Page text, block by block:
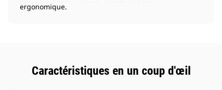
ergonomique.
Caractéristiques en un coup d'œil